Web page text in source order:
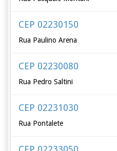
CEP 02230150
Rua Paulino Arena
CEP 02230080
Rua Pedro Saltini
CEP 02231030
Rua Pontalete